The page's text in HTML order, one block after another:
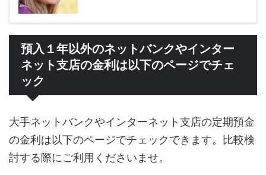
預入１年以外のネットバンクやインター
ネット支店の金利は以下のページでチェ
ック
大手ネットバンクやインターネット支店の定期預金
の金利は以下のページでチェックできます。比較検
討する際にご利用くださいませ。